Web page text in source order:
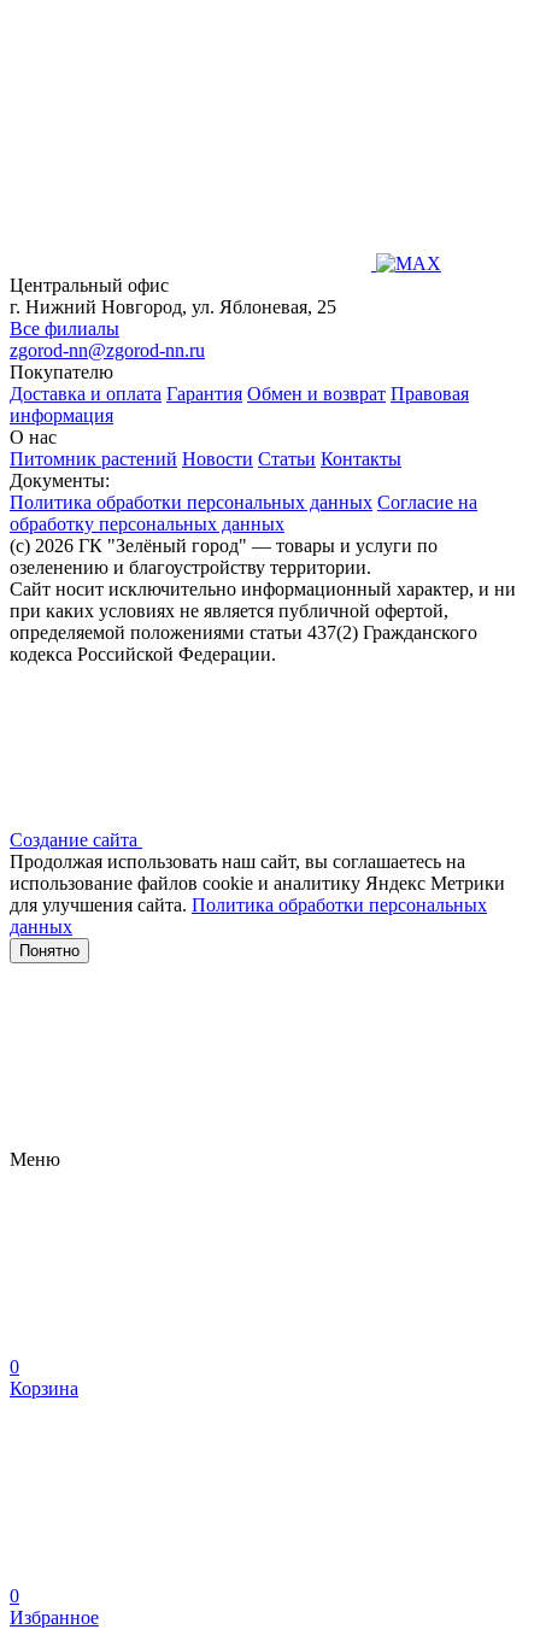
Центральный офис
г. Нижний Новгород, ул. Яблоневая, 25
Все филиалы
zgorod-nn@zgorod-nn.ru
Покупателю
Доставка и оплата Гарантия Обмен и возврат Правовая
информация
О нас
Питомник растений Новости Статьи Контакты
Документы:
Политика обработки персональных данных Согласие на
обработку персональных данных
(c) 2026 ГК "Зелёный город" — товары и услуги по
озеленению и благоустройству территории.
Сайт носит исключительно информационный характер, и ни
при каких условиях не является публичной офертой,
определяемой положениями статьи 437(2) Гражданского
кодекса Российской Федерации.
Создание сайта
Продолжая использовать наш сайт, вы соглашаетесь на
использование файлов сооkіе и аналитику Яндекс Метрики
для улучшения сайта. Политика обработки персональных
данных
Понятно
Меню
0
Корзина
0
Избранное